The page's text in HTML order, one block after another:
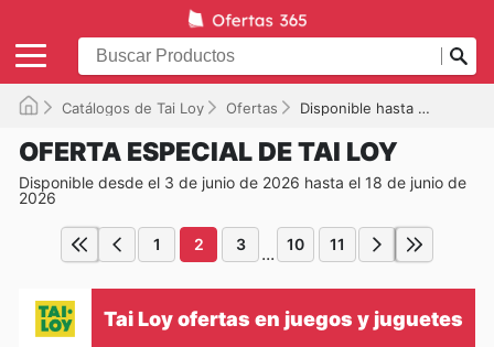
Catálogos de Tai Loy Ofertas Disponible hasta el 18/06/2026
OFERTA ESPECIAL DE TAI LOY
Disponible desde el 3 de junio de 2026 hasta el 18 de junio de
2026
1 2 3 ... 10 11
Tai Loy ofertas en juegos y juguetes